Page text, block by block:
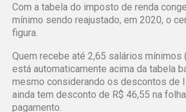
Com a tabela do imposto de renda
mínimo sendo reajustado, em 2020, o
figura.
Quem recebe até 2,65 salários mínimos
está automaticamente acima da tabela
mesmo considerando os descontos de
ainda tem desconto de R$ 46,55 na
pagamento.